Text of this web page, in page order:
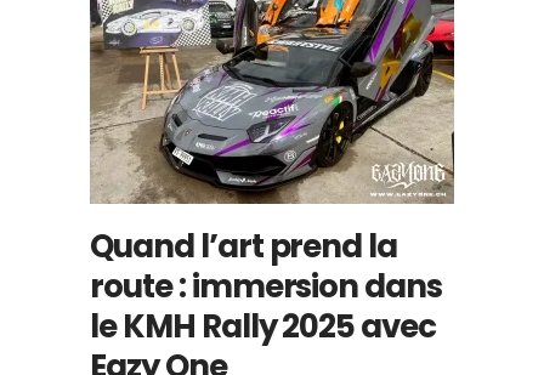
Quand l’art prend la
route : immersion dans
le KMH Rally 2025 avec